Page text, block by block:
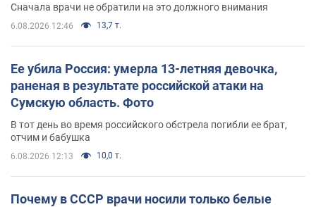
Сначала врачи не обратили на это должного внимания
6.08.2026 12:46 13,7 т.
Ее убила Россия: умерла 13-летняя девочка,
раненая в результате российской атаки на
Сумскую область. Фото
В тот день во время российского обстрела погибли ее брат,
отчим и бабушка
6.08.2026 12:13 10,0 т.
Почему в СССР врачи носили только белые